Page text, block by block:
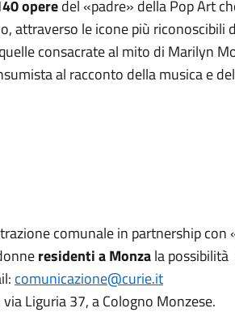
operedel «padre» della Pop Art
attraverso le icone più riconoscibili
consacrate al mito di Marilyn
al racconto della musica e
comunale in partnership con
residentia Monzala possibilità
comunicazione@curie.it
Liguria 37, a Cologno Monzese.